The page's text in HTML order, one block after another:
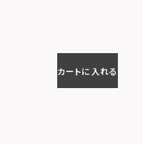
カートに入れる